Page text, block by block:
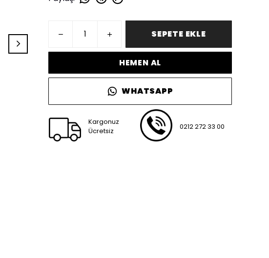
SEPETE EKLE
HEMEN AL
WHATSAPP
Kargonuz
Ücretsiz
0212 272 33 00